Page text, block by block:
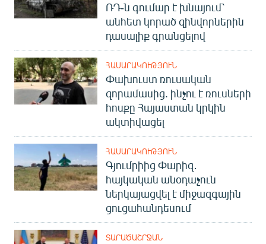
ՌԴ-ն գումար է խնայում՝
անհետ կորած զինվորներին
դասալիք գրանցելով
ՀԱՍԱՐԱԿՈՒԹՅՈՒՆ
Փախուստ ռուսական
զորամասից. ինչու է ռուսների
հոսքը Հայաստան կրկին
ակտիվացել
ՀԱՍԱՐԱԿՈՒԹՅՈՒՆ
Գյումրիից Փարիզ․
հայկական անօդաչուն
ներկայացվել է միջազգային
ցուցահանդեսում
ՏԱՐԱԾԱՇՐՋԱՆ